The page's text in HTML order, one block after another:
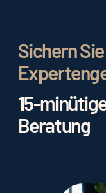
Sichern
15-
Beratung